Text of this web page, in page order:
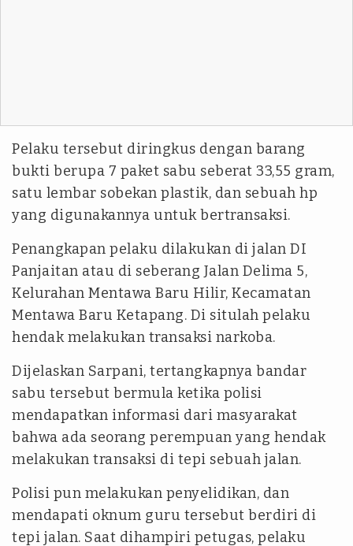
Pelaku tersebut diringkus dengan barang
bukti berupa 7 paket sabu seberat 33,55 gram,
satu lembar sobekan plastik, dan sebuah hp
yang digunakannya untuk bertransaksi.
Penangkapan pelaku dilakukan di jalan DI
Panjaitan atau di seberang Jalan Delima 5,
Kelurahan Mentawa Baru Hilir, Kecamatan
Mentawa Baru Ketapang. Di situlah pelaku
hendak melakukan transaksi narkoba.
Dijelaskan Sarpani, tertangkapnya bandar
sabu tersebut bermula ketika polisi
mendapatkan informasi dari masyarakat
bahwa ada seorang perempuan yang hendak
melakukan transaksi di tepi sebuah jalan.
Polisi pun melakukan penyelidikan, dan
mendapati oknum guru tersebut berdiri di
tepi jalan. Saat dihampiri petugas, pelaku